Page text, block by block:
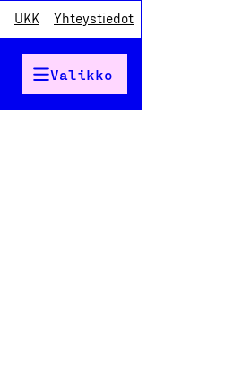
UKK Yhteystiedot
Valikko